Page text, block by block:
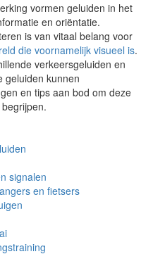
vormen geluiden in het
en oriëntatie.
is van vitaal belang voor
die voornamelijk visueel is.
verkeersgeluiden en
geluiden kunnen
en tips aan bod om deze
signalen
en fietsers